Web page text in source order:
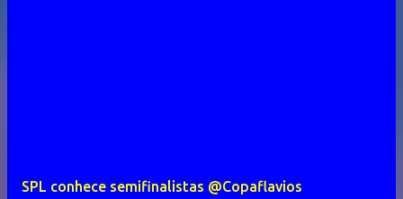
SPL conhece semifinalistas @Copaflavios